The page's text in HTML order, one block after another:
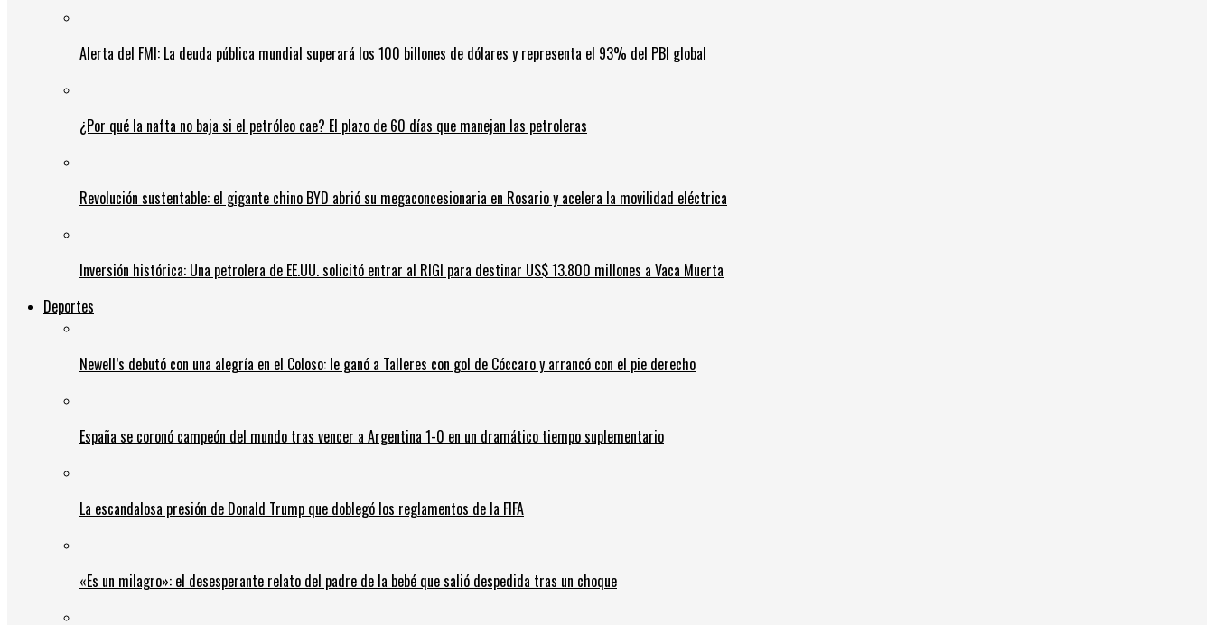
Alerta del FMI: La deuda pública mundial superará los 100 billones de dólares y representa el 93% del PBI global
¿Por qué la nafta no baja si el petróleo cae? El plazo de 60 días que manejan las petroleras
Revolución sustentable: el gigante chino BYD abrió su megaconcesionaria en Rosario y acelera la movilidad eléctrica
Inversión histórica: Una petrolera de EE.UU. solicitó entrar al RIGI para destinar US$ 13.800 millones a Vaca Muerta
Deportes
Newell’s debutó con una alegría en el Coloso: le ganó a Talleres con gol de Cóccaro y arrancó con el pie derecho
España se coronó campeón del mundo tras vencer a Argentina 1-0 en un dramático tiempo suplementario
La escandalosa presión de Donald Trump que doblegó los reglamentos de la FIFA
«Es un milagro»: el desesperante relato del padre de la bebé que salió despedida tras un choque